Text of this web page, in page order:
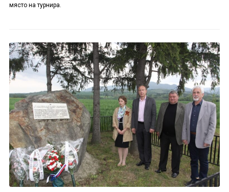
място на турнира.